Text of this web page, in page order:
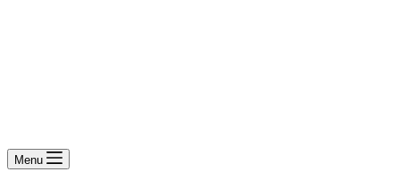
Menu